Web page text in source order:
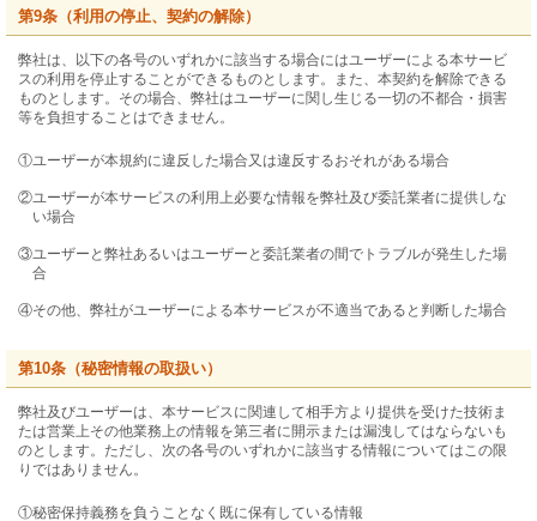
第9条（利用の停止、契約の解除）
弊社は、以下の各号のいずれかに該当する場合にはユーザーによる本サービ
スの利用を停止することができるものとします。また、本契約を解除できる
ものとします。その場合、弊社はユーザーに関し生じる一切の不都合・損害
等を負担することはできません。
①ユーザーが本規約に違反した場合又は違反するおそれがある場合
②ユーザーが本サービスの利用上必要な情報を弊社及び委託業者に提供しな
い場合
③ユーザーと弊社あるいはユーザーと委託業者の間でトラブルが発生した場
合
④その他、弊社がユーザーによる本サービスが不適当であると判断した場合
第10条（秘密情報の取扱い）
弊社及びユーザーは、本サービスに関連して相手方より提供を受けた技術ま
たは営業上その他業務上の情報を第三者に開示または漏洩してはならないも
のとします。ただし、次の各号のいずれかに該当する情報についてはこの限
りではありません。
①秘密保持義務を負うことなく既に保有している情報